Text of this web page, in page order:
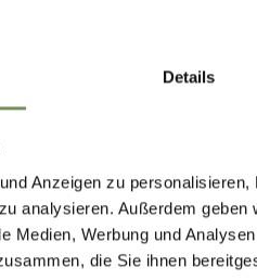
Details
Anzeigen zu
analysieren. Außerdem
Medien, Werbung und
die Sie ihnen